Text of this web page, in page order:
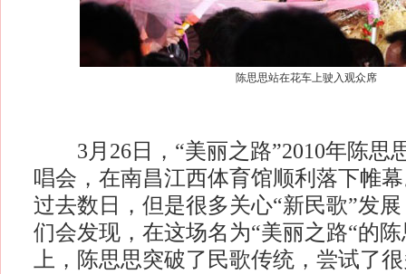
陈思思站在花车上驶入观众席
3月26日，“美丽之路”2010年陈思
唱会，在南昌江西体育馆顺利落下帷
过去数日，但是很多关心“新民歌”发
们会发现，在这场名为“美丽之路“的
上，陈思思突破了民歌传统，尝试了